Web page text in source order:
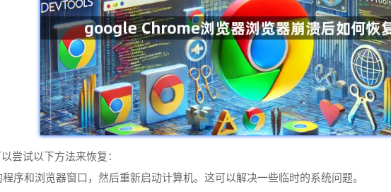
尝试以下方法来恢复：
序和浏览器窗口，然后重新启动计算机。这可以解决一些临时的系统问题。